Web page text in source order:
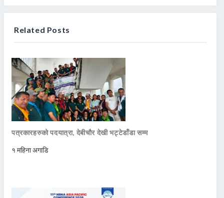
Related Posts
पत्रकारहरुको पदयात्रा, देबीचौर देखी भट्टेडाँडा सम्म
१ महिना अगाडि